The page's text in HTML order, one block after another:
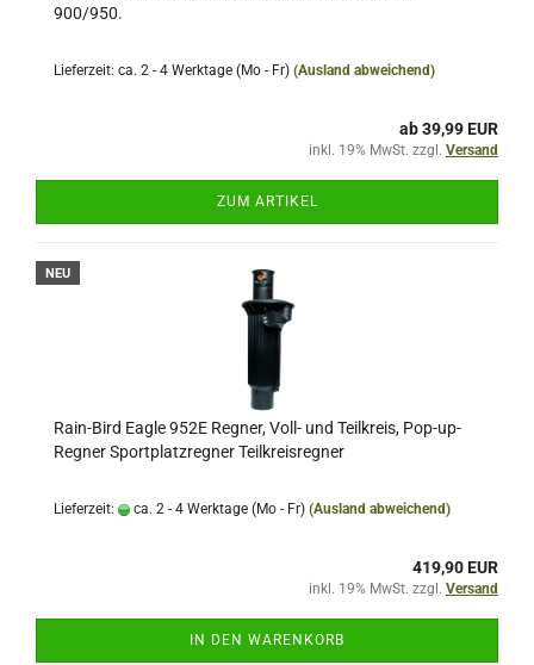
900/950.
Lieferzeit: ca. 2 - 4 Werktage (Mo - Fr) (Ausland abweichend)
ab 39,99 EUR
inkl. 19% MwSt. zzgl. Versand
ZUM ARTIKEL
NEU
Rain-Bird Eagle 952E Regner, Voll- und Teilkreis, Pop-up-
Regner Sportplatzregner Teilkreisregner
Lieferzeit: ca. 2 - 4 Werktage (Mo - Fr) (Ausland abweichend)
419,90 EUR
inkl. 19% MwSt. zzgl. Versand
IN DEN WARENKORB